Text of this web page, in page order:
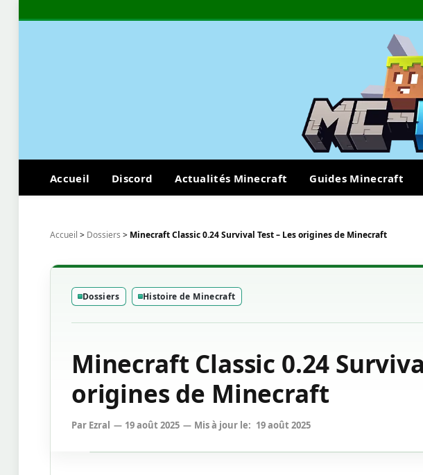
Accueil Discord Actualités Minecraft Guides Minecraft
Accueil > Dossiers > Minecraft Classic 0.24 Survival Test – Les origines de Minecraft
Dossiers Histoire de Minecraft
Minecraft Classic 0.24
origines de Minecraft
Par Ezral 19 août 2025 Mis à jour le: 19 août 2025